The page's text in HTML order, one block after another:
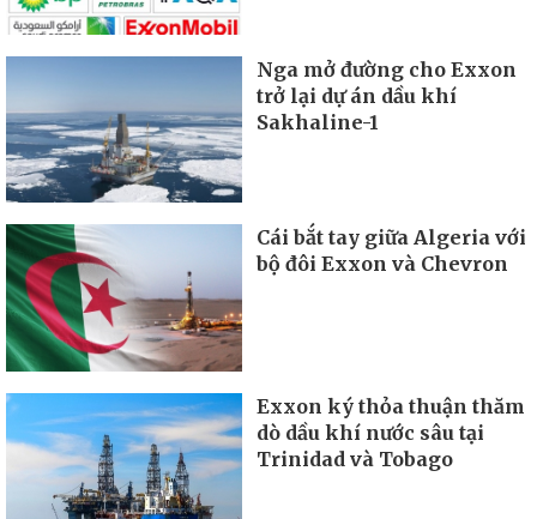
Nga mở đường cho Exxon
trở lại dự án dầu khí
Sakhaline-1
Cái bắt tay giữa Algeria với
bộ đôi Exxon và Chevron
Exxon ký thỏa thuận thăm
dò dầu khí nước sâu tại
Trinidad và Tobago